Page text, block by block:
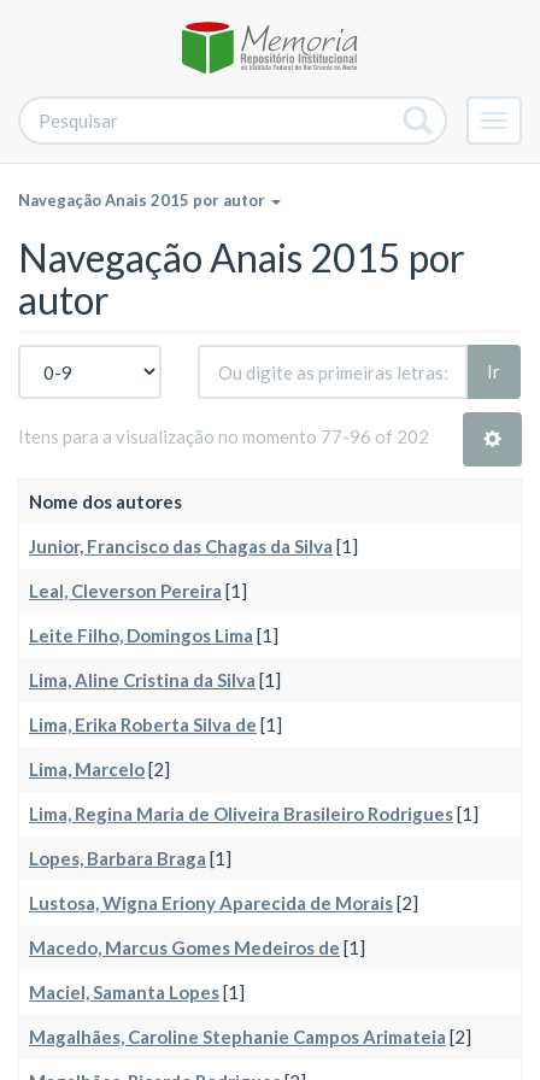
Navegação Anais 2015 por autor
Navegação Anais 2015 por
autor
Ir
Itens para a visualização no momento 77-96 of 202
Nome dos autores
Junior, Francisco das Chagas da Silva [1]
Leal, Cleverson Pereira [1]
Leite Filho, Domingos Lima [1]
Lima, Aline Cristina da Silva [1]
Lima, Erika Roberta Silva de [1]
Lima, Marcelo[2]
Lima, Regina Maria de Oliveira Brasileiro Rodrigues[1]
Lopes, Barbara Braga [1]
Lustosa, Wigna Eriony Aparecida de Morais[2]
Macedo, Marcus Gomes Medeiros de [1]
Maciel, Samanta Lopes[1]
Magalhães, Caroline Stephanie Campos Arimateia [2]